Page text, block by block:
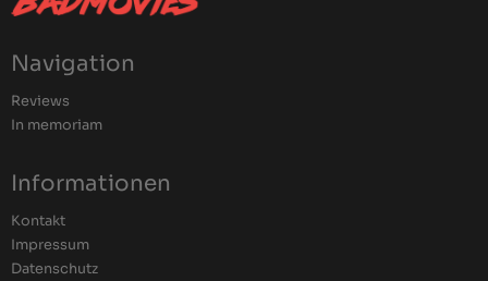
Navigation
Reviews
In memoriam
Informationen
Kontakt
Impressum
Datenschutz